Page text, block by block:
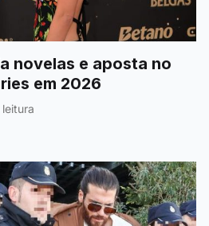
novelas e aposta no
em 2026